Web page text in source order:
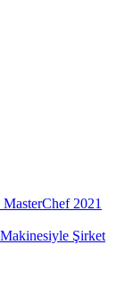
2021
Makinesiyle Şirket